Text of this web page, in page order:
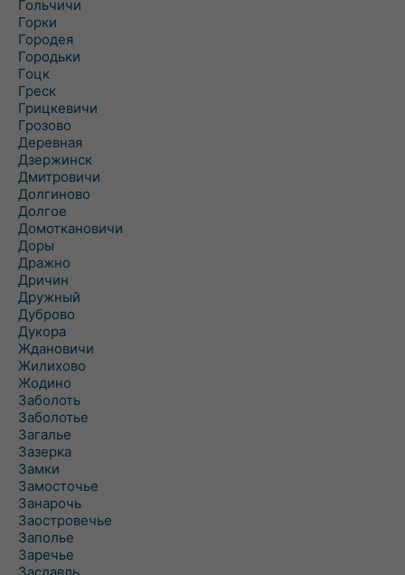
Гольчичи
Горки
Городея
Городьки
Гоцк
Греск
Грицкевичи
Грозово
Деревная
Дзержинск
Дмитровичи
Долгиново
Долгое
Домоткановичи
Доры
Дражно
Дричин
Дружный
Дуброво
Дукора
Ждановичи
Жилихово
Жодино
Заболоть
Заболотье
Загалье
Зазерка
Замки
Замосточье
Занарочь
Заостровечье
Заполье
Заречье